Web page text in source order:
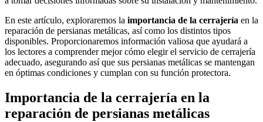
En este artículo, exploraremos la importancia de la cerrajería en la
reparación de persianas metálicas, así como los distintos tipos
disponibles. Proporcionaremos información valiosa que ayudará a
los lectores a comprender mejor cómo elegir el servicio de cerrajería
adecuado, asegurando así que sus persianas metálicas se mantengan
en óptimas condiciones y cumplan con su función protectora.
Importancia de la cerrajería en la
reparación de persianas metálicas